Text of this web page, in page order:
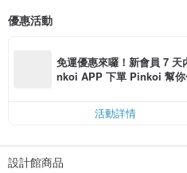
優惠活動
免運優惠來囉！新會員 7 天
nkoi APP 下單 Pinkoi 幫你
活動詳情
設計館商品